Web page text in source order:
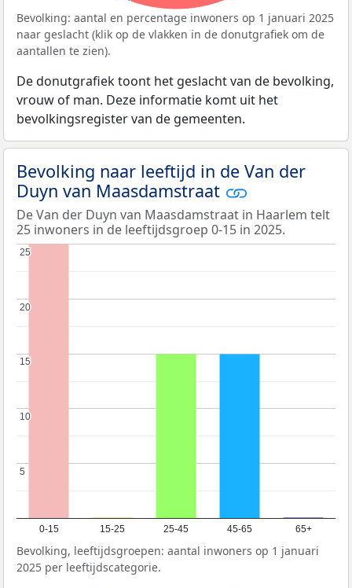
Bevolking: aantal en percentage inwoners op 1 januari 2025
naar geslacht (klik op de vlakken in de donutgrafiek om de
aantallen te zien).
De donutgrafiek toont het geslacht van de bevolking,
vrouw of man. Deze informatie komt uit het
bevolkingsregister van de gemeenten.
Bevolking naar leeftijd in de Van der
Duyn van Maasdamstraat
De Van der Duyn van Maasdamstraat in Haarlem telt
25 inwoners in de leeftijdsgroep 0-15 in 2025.
0-15 15-25 25-45 45-65 65+
5
5
10
10
15
15
20
20
25
25
Bevolking, leeftijdsgroepen: aantal inwoners op 1 januari
2025 per leeftijdscategorie.